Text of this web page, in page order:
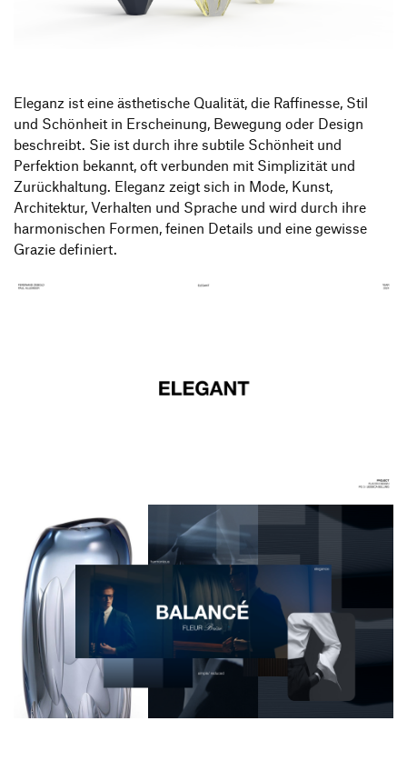
Transfer und Kooperation
Produktgestaltung B.A.
Eleganz ist eine ästhetische Qualität, die Raffinesse, Stil
und Schönheit in Erscheinung, Bewegung oder Design
beschreibt. Sie ist durch ihre subtile Schönheit und
Perfektion bekannt, oft verbunden mit Simplizität und
Zurückhaltung. Eleganz zeigt sich in Mode, Kunst,
Architektur, Verhalten und Sprache und wird durch ihre
harmonischen Formen, feinen Details und eine gewisse
Grazie definiert.